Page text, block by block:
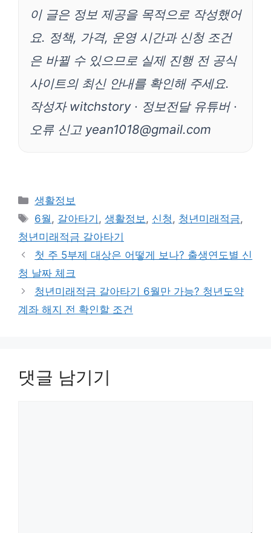
이 글은 정보 제공을 목적으로 작성했어
요. 정책, 가격, 운영 시간과 신청 조건
은 바뀔 수 있으므로 실제 진행 전 공식
사이트의 최신 안내를 확인해 주세요.
작성자 witchstory · 정보전달 유튜버 ·
오류 신고 yean1018@gmail.com
카
테
리
생활정보
태
그
6월, 갈아타기 ,생활정보, 신청, 청년미래적금,
청년미래적금 갈아타기
첫 주 5부제 대상은 어떻게 보나? 출생연도별 신
청 날짜 체크
청년미래적금 갈아타기 6월만 가능? 청년도약
계좌 해지 전 확인할 조건
댓글 남기기